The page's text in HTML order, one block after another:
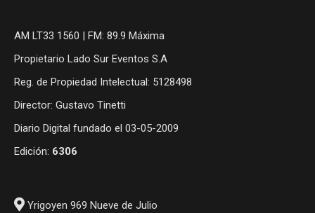
AM LT33 1560 | FM: 89.9 Máxima
Propietario Lado Sur Eventos S.A
Reg. de Propiedad Intelectual: 5128498
Director: Gustavo Tinetti
Diario Digital fundado el 03-05-2009
Edición: 6306
Yrigoyen 969 Nueve de Julio